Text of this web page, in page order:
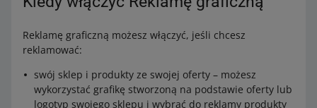
Reklamę graficzną możesz włączyć, jeśli chcesz
reklamować:
swój sklep i produkty ze swojej oferty – możesz
wykorzystać grafikę stworzoną na podstawie oferty lub
logotyp swojego sklepu i wybrać do reklamy produkty